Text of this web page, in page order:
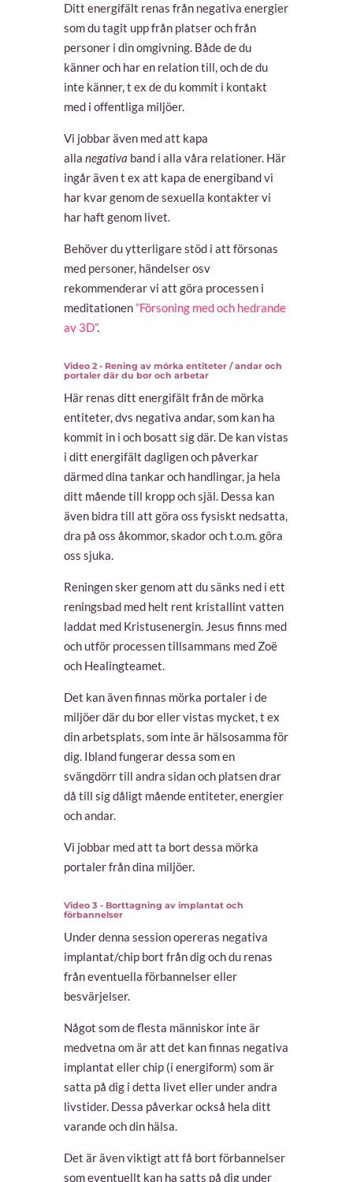
Ditt energifält renas från negativa energier
som du tagit upp från platser och från
personer i din omgivning. Både de du
känner och har en relation till, och de du
inte känner, t ex de du kommit i kontakt
med i offentliga miljöer.
Vi jobbar även med att kapa
alla negativa band i alla våra relationer. Här
ingår även t ex att kapa de energiband vi
har kvar genom de sexuella kontakter vi
har haft genom livet.
Behöver du ytterligare stöd i att försonas
med personer, händelser osv
rekommenderar vi att göra processen i
meditationen ”Försoning med och hedrande
av 3D”.
Video 2 - Rening av mörka entiteter / andar och
portaler där du bor och arbetar
Här renas ditt energifält från de mörka
entiteter, dvs negativa andar, som kan ha
kommit in i och bosatt sig där. De kan vistas
i ditt energifält dagligen och påverkar
därmed dina tankar och handlingar, ja hela
ditt mående till kropp och själ. Dessa kan
även bidra till att göra oss fysiskt nedsatta,
dra på oss åkommor, skador och t.o.m. göra
oss sjuka.
Reningen sker genom att du sänks ned i ett
reningsbad med helt rent kristallint vatten
laddat med Kristusenergin. Jesus finns med
och utför processen tillsammans med Zoë
och Healingteamet.
Det kan även finnas mörka portaler i de
miljöer där du bor eller vistas mycket, t ex
din arbetsplats, som inte är hälsosamma för
dig. Ibland fungerar dessa som en
svängdörr till andra sidan och platsen drar
då till sig dåligt mående entiteter, energier
och andar.
Vi jobbar med att ta bort dessa mörka
portaler från dina miljöer.
Video 3 - Borttagning av implantat och
förbannelser
Under denna session opereras negativa
implantat/chip bort från dig och du renas
från eventuella förbannelser eller
besvärjelser.
Något som de flesta människor inte är
medvetna om är att det kan finnas negativa
implantat eller chip (i energiform) som är
satta på dig i detta livet eller under andra
livstider. Dessa påverkar också hela ditt
varande och din hälsa.
Det är även viktigt att få bort förbannelser
som eventuellt kan ha satts på dig under